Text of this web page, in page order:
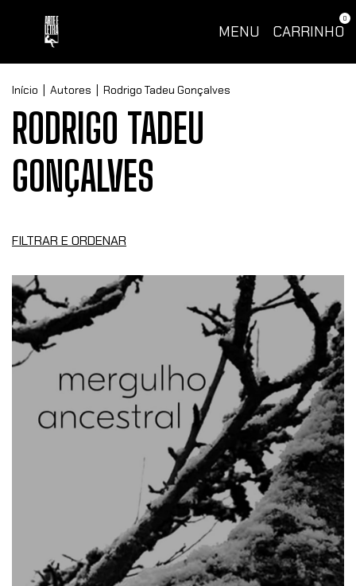
MENU CARRINHO
0
Início Autores Rodrigo Tadeu Gonçalves
RODRIGO TADEU
GONÇALVES
FILTRAR E ORDENAR